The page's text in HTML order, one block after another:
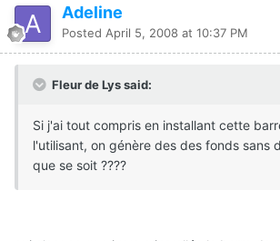
Adeline
Posted April 5, 2008 at 10:37 PM
Fleur de Lys said:
Si j'ai tout compris en installant cette
l'utilisant, on génère des des fonds sans
que se soit ????